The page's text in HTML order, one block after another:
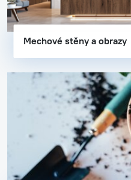
Mechové stěny a obrazy